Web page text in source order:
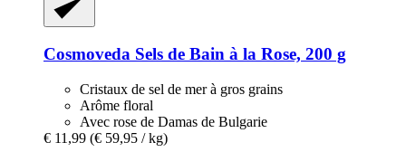
Cosmoveda Sels de Bain à la Rose, 200 g
Cristaux de sel de mer à gros grains
Arôme floral
Avec rose de Damas de Bulgarie
€ 11,99 (€ 59,95 / kg)